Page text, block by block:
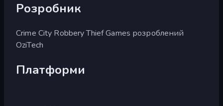
Розробник
Crime City Robbery Thief Games розроблений
OziTech
Платформи